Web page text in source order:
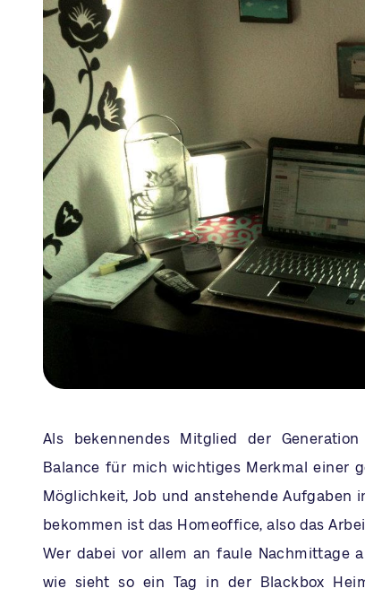
Als bekennendes Mitglied der
Balance für mich wichtiges Merkmal einer
Möglichkeit, Job und anstehende Aufgaben
bekommen ist das Homeoffice, also das
Wer dabei vor allem an faule Nachmittage
wie sieht so ein Tag in der Blackbox